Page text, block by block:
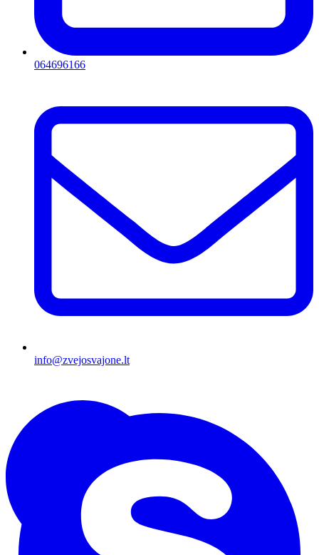
064696166
info@zvejosvajone.lt